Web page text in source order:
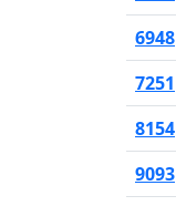
6948
7251
8154
9093